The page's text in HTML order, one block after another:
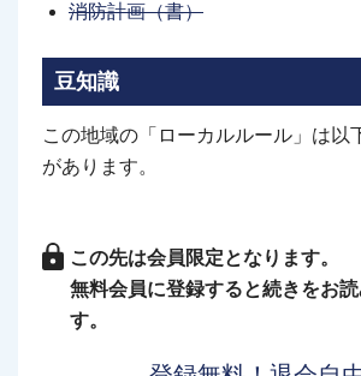
消防計画（書）
豆知識
この地域の「ローカルルール」は以
があります。
この先は会員限定となります。
無料会員に登録すると続きをお
す。